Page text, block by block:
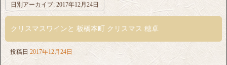
日別アーカイブ: 2017年12月24日
クリスマスワインと 板橋本町 クリスマス 穂卓
投稿日 2017年12月24日